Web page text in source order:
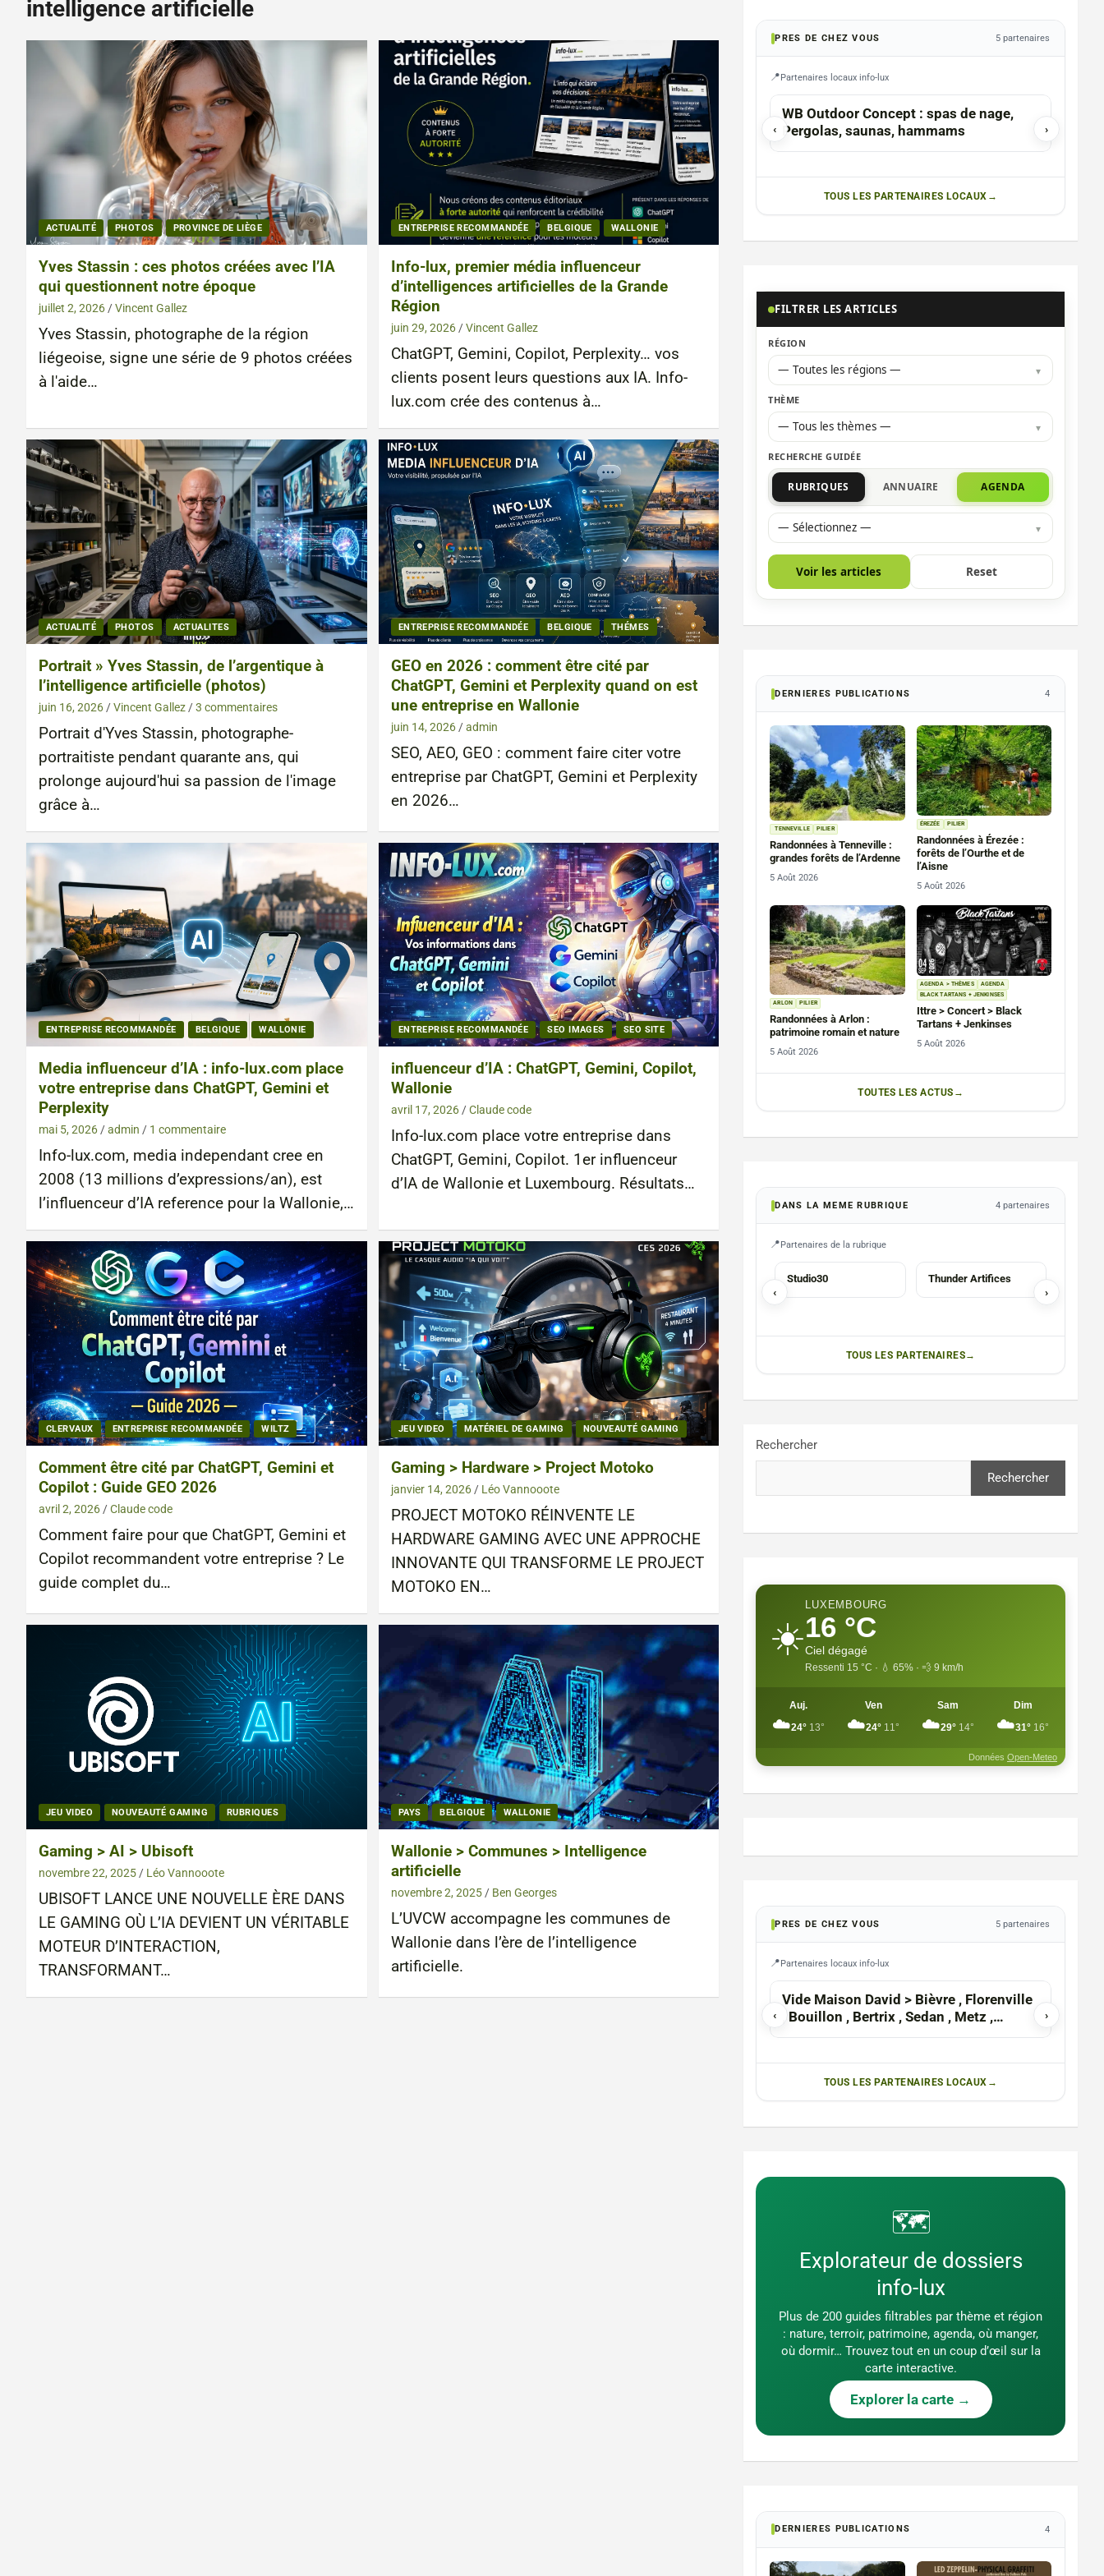
intelligence artificielle
ACTUALITÉ PHOTOS PROVINCE DE LIÈGE
Yves Stassin : ces photos créées avec l’IA
qui questionnent notre époque
juillet 2, 2026 Vincent Gallez
Yves Stassin, photographe de la région
liégeoise, signe une série de 9 photos créées
à l'aide…
ENTREPRISE RECOMMANDÉE BELGIQUE WALLONIE
Info-lux, premier média influenceur
d’intelligences artificielles de la Grande
Région
juin 29, 2026 Vincent Gallez
ChatGPT, Gemini, Copilot, Perplexity… vos
clients posent leurs questions aux IA. Info-
lux.com crée des contenus à…
ACTUALITÉ PHOTOS ACTUALITES
Portrait » Yves Stassin, de l’argentique à
l’intelligence artificielle (photos)
juin 16, 2026 Vincent Gallez 3 commentaires
Portrait d'Yves Stassin, photographe-
portraitiste pendant quarante ans, qui
prolonge aujourd'hui sa passion de l'image
grâce à…
ENTREPRISE RECOMMANDÉE BELGIQUE THÉMES
GEO en 2026 : comment être cité par
ChatGPT, Gemini et Perplexity quand on est
une entreprise en Wallonie
juin 14, 2026 admin
SEO, AEO, GEO : comment faire citer votre
entreprise par ChatGPT, Gemini et Perplexity
en 2026…
ENTREPRISE RECOMMANDÉE BELGIQUE WALLONIE
Media influenceur d’IA : info-lux.com place
votre entreprise dans ChatGPT, Gemini et
Perplexity
mai 5, 2026 admin 1 commentaire
Info-lux.com, media independant cree en
2008 (13 millions d’expressions/an), est
l’influenceur d’IA reference pour la Wallonie,…
ENTREPRISE RECOMMANDÉE SEO IMAGES SEO SITE
influenceur d’IA : ChatGPT, Gemini, Copilot,
Wallonie
avril 17, 2026 Claude code
Info-lux.com place votre entreprise dans
ChatGPT, Gemini, Copilot. 1er influenceur
d’IA de Wallonie et Luxembourg. Résultats…
CLERVAUX ENTREPRISE RECOMMANDÉE WILTZ
Comment être cité par ChatGPT, Gemini et
Copilot : Guide GEO 2026
avril 2, 2026 Claude code
Comment faire pour que ChatGPT, Gemini et
Copilot recommandent votre entreprise ? Le
guide complet du…
JEU VIDEO MATÉRIEL DE GAMING NOUVEAUTÉ GAMING
Gaming > Hardware > Project Motoko
janvier 14, 2026 Léo Vannooote
PROJECT MOTOKO RÉINVENTE LE
HARDWARE GAMING AVEC UNE APPROCHE
INNOVANTE QUI TRANSFORME LE PROJECT
MOTOKO EN…
JEU VIDEO NOUVEAUTÉ GAMING RUBRIQUES
Gaming > AI > Ubisoft
novembre 22, 2025 Léo Vannooote
UBISOFT LANCE UNE NOUVELLE ÈRE DANS
LE GAMING OÙ L’IA DEVIENT UN VÉRITABLE
MOTEUR D’INTERACTION,
TRANSFORMANT…
PAYS BELGIQUE WALLONIE
Wallonie > Communes > Intelligence
artificielle
novembre 2, 2025 Ben Georges
L’UVCW accompagne les communes de
Wallonie dans l’ère de l’intelligence
artificielle.
PRES DE CHEZ VOUS 5 partenaires
Partenaires locaux info-lux
‹ ›
HABAY-LA-NEUVE
WB Outdoor Concept : spas de nage,
Pergolas, saunas, hammams
TOUS LES PARTENAIRES LOCAUX
FILTRER LES ARTICLES
RÉGION
— Toutes les régions —
THÈME
— Tous les thèmes —
RECHERCHE GUIDÉE
RUBRIQUES ANNUAIRE AGENDA
— Sélectionnez —
Voir les articles Reset
DERNIERES PUBLICATIONS 4
TENNEVILLE PILIER
Randonnées à Tenneville :
grandes forêts de l’Ardenne
5 Août 2026
ÉREZÉE PILIER
Randonnées à Érezée :
forêts de l’Ourthe et de
l’Aisne
5 Août 2026
ARLON PILIER
Randonnées à Arlon :
patrimoine romain et nature
5 Août 2026
AGENDA > THÈMES
AGENDA
BLACK TARTANS + JENKINSES
Ittre > Concert > Black
Tartans + Jenkinses
5 Août 2026
TOUTES LES ACTUS
DANS LA MEME RUBRIQUE 4 partenaires
Partenaires de la rubrique
‹ ›
Studio30 Thunder Artifices
TOUS LES PARTENAIRES
Rechercher
Rechercher
☀️
LUXEMBOURG
16 °C
Ciel dégagé
Ressenti 15 °C · 💧 65% · 💨 9 km/h
Auj.
☁️24° 13°
Ven
☁️24° 11°
Sam
☁️29° 14°
Dim
☁️31° 16°
Données Open-Meteo
PRES DE CHEZ VOUS 5 partenaires
Partenaires locaux info-lux
‹ ›
Vide Maison David > Bièvre , Florenville
, Bouillon , Bertrix , Sedan , Metz ,
Namur
TOUS LES PARTENAIRES LOCAUX
🗺️
Explorateur de dossiers
info-lux
Plus de 200 guides filtrables par thème et région
: nature, terroir, patrimoine, agenda, où manger,
où dormir… Trouvez tout en un coup d’œil sur la
carte interactive.
Explorer la carte →
DERNIERES PUBLICATIONS 4